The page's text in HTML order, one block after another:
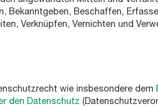
Bekanntgeben, Beschaffen,
Verknüpfen, Vernichten und
wie insbesondere dem
den Datenschutz